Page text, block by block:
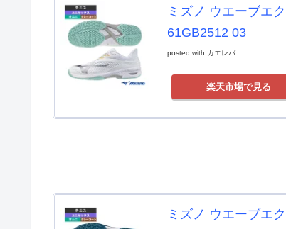
ミズノ ウエーブエ
61GB2512 03
posted with カエレバ
楽天市場で見る
ミズノ ウエーブエ